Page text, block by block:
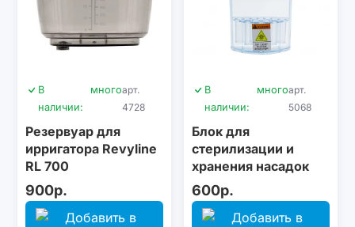
В
наличии:
многоарт.
4728
Резервуар для
ирригатора Revyline
RL 700
900р.
В
наличии:
многоарт.
5068
Блок для
стерилизации и
хранения насадок
Revyline RL 500
600р.